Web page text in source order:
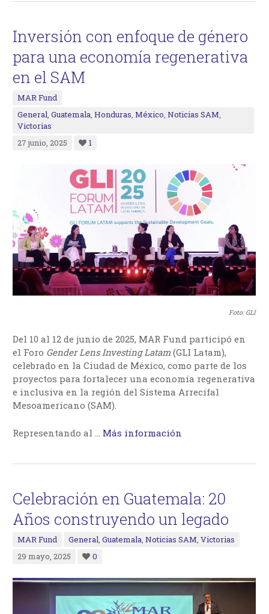
Inversión con enfoque de género
para una economía regenerativa
en el SAM
MAR Fund
General,Guatemala,Honduras,México,Noticias SAM,
Victorias
27 junio, 2025
1
Foto: GLI
Del 10 al 12 de junio de 2025, MAR Fund participó en
el Foro Gender Lens Investing Latam (GLI Latam),
celebrado en la Ciudad de México, como parte de los
proyectos para fortalecer una economía regenerativa
e inclusiva en la región del Sistema Arrecifal
Mesoamericano (SAM).
Representando al … Más información
Celebración en Guatemala: 20
Años construyendo un legado
MAR Fund General,Guatemala,Noticias SAM,Victorias
29 mayo, 2025
0